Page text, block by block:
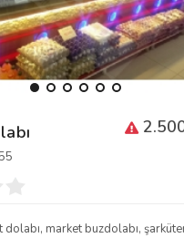
dolabı, market buzdolabı,